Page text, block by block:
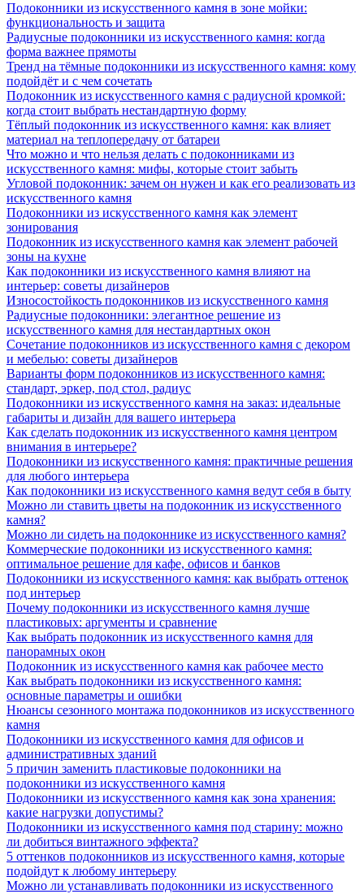
Подоконники из искусственного камня в зоне мойки:
функциональность и защита
Радиусные подоконники из искусственного камня: когда
форма важнее прямоты
Тренд на тёмные подоконники из искусственного камня: кому
подойдёт и с чем сочетать
Подоконник из искусственного камня с радиусной кромкой:
когда стоит выбрать нестандартную форму
Тёплый подоконник из искусственного камня: как влияет
материал на теплопередачу от батареи
Что можно и что нельзя делать с подоконниками из
искусственного камня: мифы, которые стоит забыть
Угловой подоконник: зачем он нужен и как его реализовать из
искусственного камня
Подоконники из искусственного камня как элемент
зонирования
Подоконник из искусственного камня как элемент рабочей
зоны на кухне
Как подоконники из искусственного камня влияют на
интерьер: советы дизайнеров
Износостойкость подоконников из искусственного камня
Радиусные подоконники: элегантное решение из
искусственного камня для нестандартных окон
Сочетание подоконников из искусственного камня с декором
и мебелью: советы дизайнеров
Варианты форм подоконников из искусственного камня:
стандарт, эркер, под стол, радиус
Подоконники из искусственного камня на заказ: идеальные
габариты и дизайн для вашего интерьера
Как сделать подоконник из искусственного камня центром
внимания в интерьере?
Подоконники из искусственного камня: практичные решения
для любого интерьера
Как подоконники из искусственного камня ведут себя в быту
Можно ли ставить цветы на подоконник из искусственного
камня?
Можно ли сидеть на подоконнике из искусственного камня?
Коммерческие подоконники из искусственного камня:
оптимальное решение для кафе, офисов и банков
Подоконники из искусственного камня: как выбрать оттенок
под интерьер
Почему подоконники из искусственного камня лучше
пластиковых: аргументы и сравнение
Как выбрать подоконник из искусственного камня для
панорамных окон
Подоконник из искусственного камня как рабочее место
Как выбрать подоконники из искусственного камня:
основные параметры и ошибки
Нюансы сезонного монтажа подоконников из искусственного
камня
Подоконники из искусственного камня для офисов и
административных зданий
5 причин заменить пластиковые подоконники на
подоконники из искусственного камня
Подоконники из искусственного камня как зона хранения:
какие нагрузки допустимы?
Подоконники из искусственного камня под старину: можно
ли добиться винтажного эффекта?
5 оттенков подоконников из искусственного камня, которые
подойдут к любому интерьеру
Можно ли устанавливать подоконники из искусственного